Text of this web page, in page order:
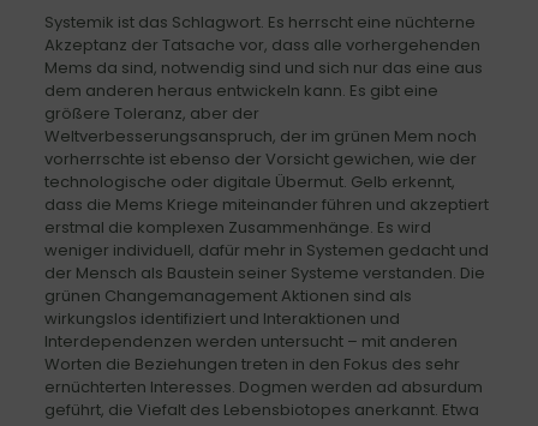
Systemik ist das Schlagwort. Es herrscht eine nüchterne
Akzeptanz der Tatsache vor, dass alle vorhergehenden
Mems da sind, notwendig sind und sich nur das eine aus
dem anderen heraus entwickeln kann. Es gibt eine
größere Toleranz, aber der
Weltverbesserungsanspruch, der im grünen Mem noch
vorherrschte ist ebenso der Vorsicht gewichen, wie der
technologische oder digitale Übermut. Gelb erkennt,
dass die Mems Kriege miteinander führen und akzeptiert
erstmal die komplexen Zusammenhänge. Es wird
weniger individuell, dafür mehr in Systemen gedacht und
der Mensch als Baustein seiner Systeme verstanden. Die
grünen Changemanagement Aktionen sind als
wirkungslos identifiziert und Interaktionen und
Interdependenzen werden untersucht – mit anderen
Worten die Beziehungen treten in den Fokus des sehr
ernüchterten Interesses. Dogmen werden ad absurdum
geführt, die Viefalt des Lebensbiotopes anerkannt. Etwa